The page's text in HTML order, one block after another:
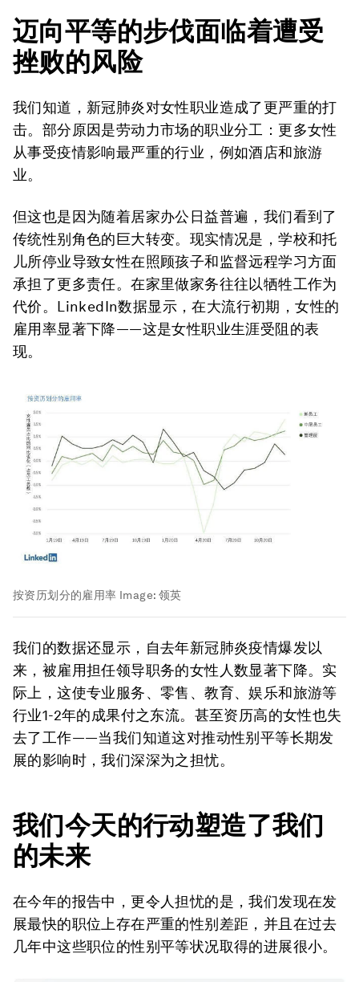
迈向平等的步伐面临着遭受
挫败的风险
我们知道，新冠肺炎对女性职业造成了更严重的打
击。部分原因是劳动力市场的职业分工：更多女性
从事受疫情影响最严重的行业，例如酒店和旅游
业。
但这也是因为随着居家办公日益普遍，我们看到了
传统性别角色的巨大转变。现实情况是，学校和托
儿所停业导致女性在照顾孩子和监督远程学习方面
承担了更多责任。在家里做家务往往以牺牲工作为
代价。LinkedIn数据显示，在大流行初期，女性的
雇用率显著下降——这是女性职业生涯受阻的表
现。
按资历划分的雇用率 Image: 领英
我们的数据还显示，自去年新冠肺炎疫情爆发以
来，被雇用担任领导职务的女性人数显著下降。实
际上，这使专业服务、零售、教育、娱乐和旅游等
行业1-2年的成果付之东流。甚至资历高的女性也失
去了工作——当我们知道这对推动性别平等长期发
展的影响时，我们深深为之担忧。
我们今天的行动塑造了我们
的未来
在今年的报告中，更令人担忧的是，我们发现在发
展最快的职位上存在严重的性别差距，并且在过去
几年中这些职位的性别平等状况取得的进展很小。